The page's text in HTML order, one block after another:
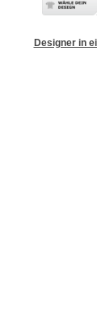
Designer in